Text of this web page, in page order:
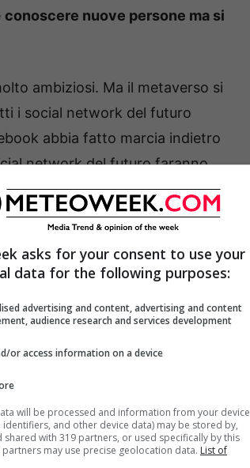
conoscere nuove persone ma si
ambiziosi. Ma il metaverso si
i social network del futuro
abbia fatto marcia indietro
network del futuro faranno
rendere l’esperienza più
e di domani
asks for your consent to use your
data for the following purposes:
advertising and content, advertising and content
audience research and services development
or access information on a device
will be processed and information from your device
identifiers, and other device data) may be stored by,
shared with 319 partners, or used specifically by this
partners may use precise geolocation data. List of